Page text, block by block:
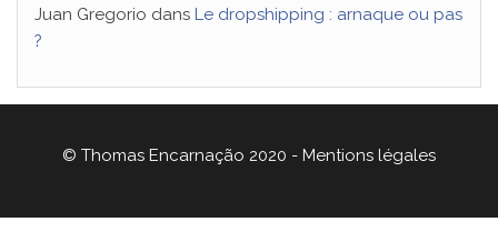
Juan Gregorio dans Le dropshipping : arnaque ou pas
?
© Thomas Encarnação 2020 - Mentions légales